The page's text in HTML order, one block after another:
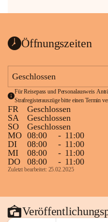
Öffnungszeiten
Geschlossen
Für Reisepass und Personalausweis
Strafregisterauszüge bitte einen Termin
FR
Geschlossen
SA
Geschlossen
SO
Geschlossen
MO 08:00 - 11:00
DI
08:00 - 11:00
MI
08:00 - 11:00
DO
08:00 - 11:00
Zuletzt bearbeitet: 25.02.2025